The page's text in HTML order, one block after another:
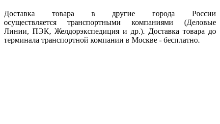
Доставка товара в другие города России
осуществляется транспортными компаниями (Деловые
Линии, ПЭК, Желдорэкспедиция и др.). Доставка товара до
терминала транспортной компании в Москве - бесплатно.